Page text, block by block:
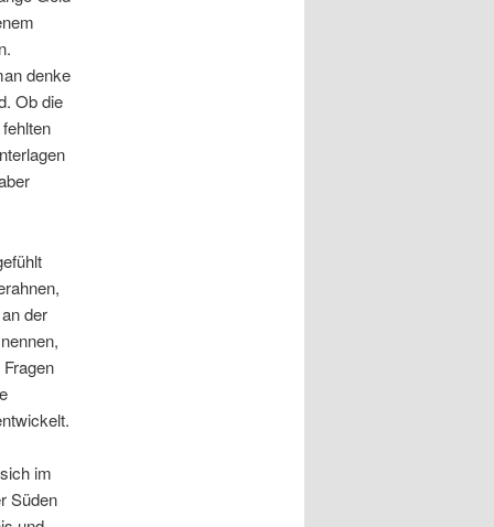
denke
Ob die
der
im
Süden